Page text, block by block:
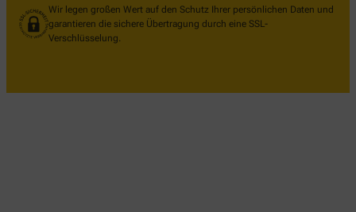
Wir legen großen Wert auf den Schutz Ihrer persönlichen Daten und
garantieren die sichere Übertragung durch eine SSL-
Verschlüsselung.